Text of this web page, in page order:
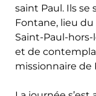
saint Paul. Ils se
Fontane, lieu du
Saint-Paul-
et de
missionnaire de